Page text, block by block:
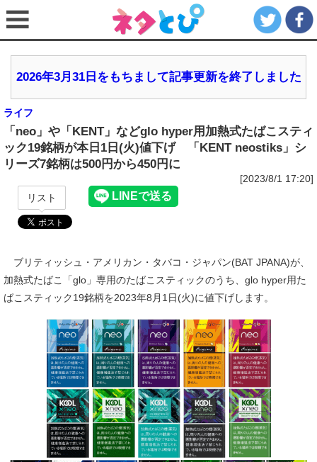
2026年3月31日をもちまして記事更新を終了しました
ライフ
「neo」や「KENT」などglo hyper用加熱式たばこスティ
ック19銘柄が本日1日(火)値下げ 「KENT neostiks」シ
リーズ7銘柄は500円から450円に
[2023/8/1 17:20]
リスト
ブリティッシュ・アメリカン・タバコ・ジャパン(BAT JPANA)が、
加熱式たばこ「glo」専用のたばこスティックのうち、glo hyper用た
ばこスティック19銘柄を2023年8月1日(火)に値下げします。